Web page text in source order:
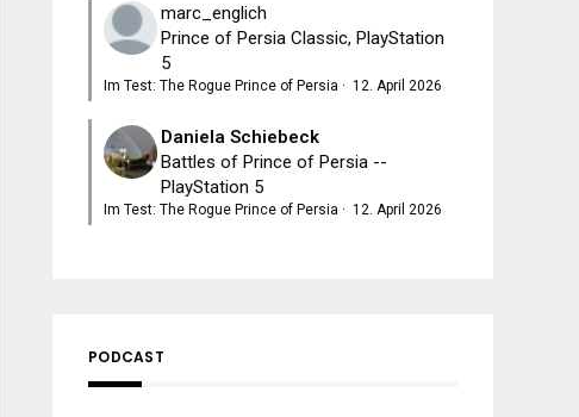
marc_englich
Prince of Persia Classic, PlayStation
5
Im Test: The Rogue Prince of Persia · 12. April 2026
Daniela Schiebeck
Battles of Prince of Persia --
PlayStation 5
Im Test: The Rogue Prince of Persia · 12. April 2026
PODCAST